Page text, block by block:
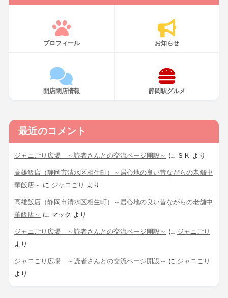
プロフィール お知らせ
開店閉店情報 静岡駅グルメ
最近のコメント
ジャニごり広場 ～読者さんとの交流ページ開設～ に ＳＫ より
高雄飯店（静岡市清水区相生町）～居心地の良い昔ながらの老舗中
華飯店～ に ジャニごり より
高雄飯店（静岡市清水区相生町）～居心地の良い昔ながらの老舗中
華飯店～ に マック より
ジャニごり広場 ～読者さんとの交流ページ開設～ に ジャニごり
より
ジャニごり広場 ～読者さんとの交流ページ開設～ に ジャニごり
より